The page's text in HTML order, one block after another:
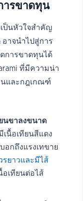
ารขาดทุน
ป็นหัวใจสำคัญ
าจนำไปสู่การ
การขาดทุนได้
ที่มีความน่า
นและกฎเกณฑ์
นขาลงขนาด
นื้อเทียนสีแดง
อกถึงแรงเทขาย
รยาวและมีไส้
อเทียนต่อไส้